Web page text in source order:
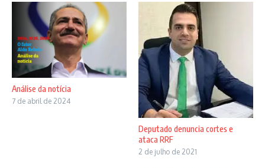
Análise da notícia
7 de abril de 2024
Deputado denuncia cortes e
ataca RRF
2 de julho de 2021